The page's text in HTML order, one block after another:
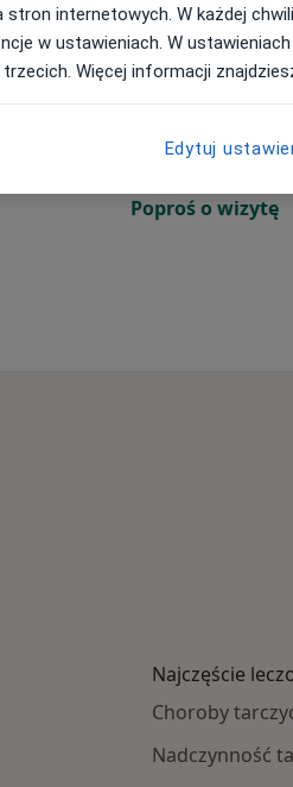
Dziś Jutro Pon,
10 Sie
Umawianie online nie jest
Poproś o wizytę
Najczęście
Choroby
Nadczynność
stron internetowych. W każdej
w ustawieniach. W
Więcej informacji
Edytuj